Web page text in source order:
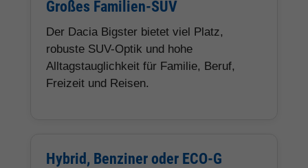
Großes Familien-SUV
Der Dacia Bigster bietet viel Platz,
robuste SUV-Optik und hohe
Alltagstauglichkeit für Familie, Beruf,
Freizeit und Reisen.
Hybrid, Benziner oder ECO-G